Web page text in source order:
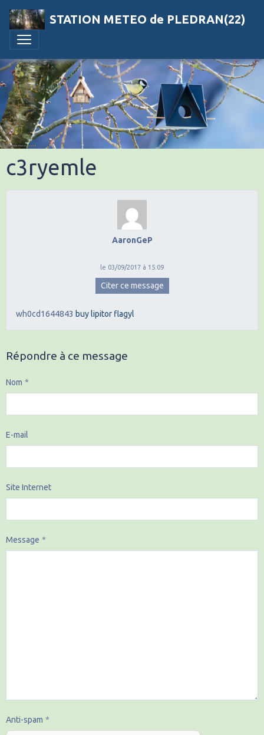
STATION METEO de PLEDRAN(22)
c3ryemle
AaronGeP
le 03/09/2017 à 15:09
Citer ce message
wh0cd1644843 buy lipitor flagyl
Répondre à ce message
Nom
E-mail
Site Internet
Message
Anti-spam